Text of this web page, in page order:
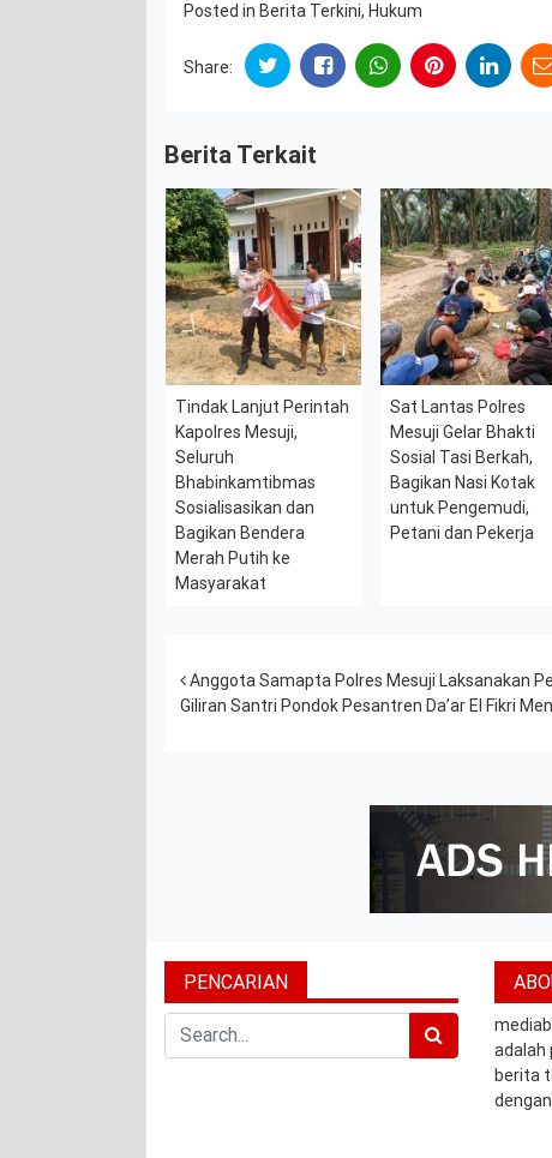
Posted in Berita Terkini, Hukum
Share:
Berita Terkait
Tindak Lanjut Perintah
Kapolres Mesuji,
Seluruh
Bhabinkamtibmas
Sosialisasikan dan
Bagikan Bendera
Merah Putih ke
Masyarakat
Sat Lantas Polres
Mesuji Gelar Bhakti
Sosial Tasi Berkah,
Bagikan Nasi Kotak
untuk Pengemudi,
Petani dan Pekerja
Post navigation
Anggota Samapta Polres Mesuji Laksanakan
Giliran Santri Pondok Pesantren Da’ar El Fikri
PENCARIAN
Search
adalah
berita